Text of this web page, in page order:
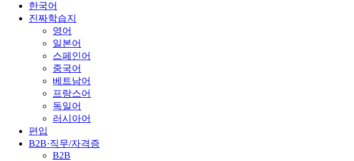
한국어
진짜학습지
영어
일본어
스페인어
중국어
베트남어
프랑스어
독일어
러시아어
편입
B2B·직무/자격증
B2B